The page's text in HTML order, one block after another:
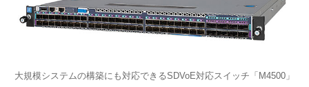
大規模システムの構築にも対応できるSDVoE対応スイッチ「M4500」